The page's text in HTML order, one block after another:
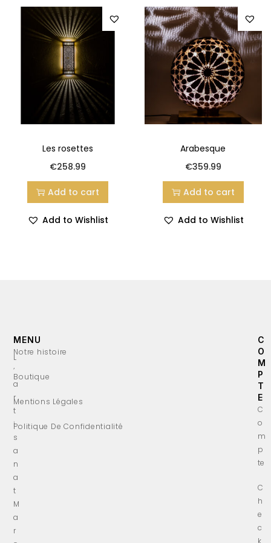
Les rosettes
€258.99
Add to cart
Add to Wishlist
Arabesque
€359.99
Add to cart
Add to Wishlist
L
’
a
r
t
i
s
a
n
a
t
M
a
r
MENU
Notre histoire
Boutique
Mentions Légales
Politique De Confidentialité
C
O
M
P
T
E
C
o
m
p
te
C
h
e
c